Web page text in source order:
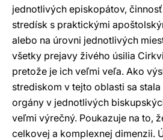
jednotlivých episkopátov,
stredísk s praktickými
alebo na úrovni jednotlivých
všetky prejavy živého úsilia
pretože je ich veľmi veľa. Ako
strediskom v tejto oblasti sa
orgány v jednotlivých
veľmi výrečný. Poukazuje na to,
celkovej a komplexnej dimenzii.